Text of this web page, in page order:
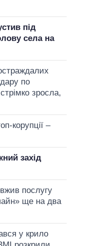
під
села на
по
зросла,
корупції –
захід
послугу
ще на два
у крило